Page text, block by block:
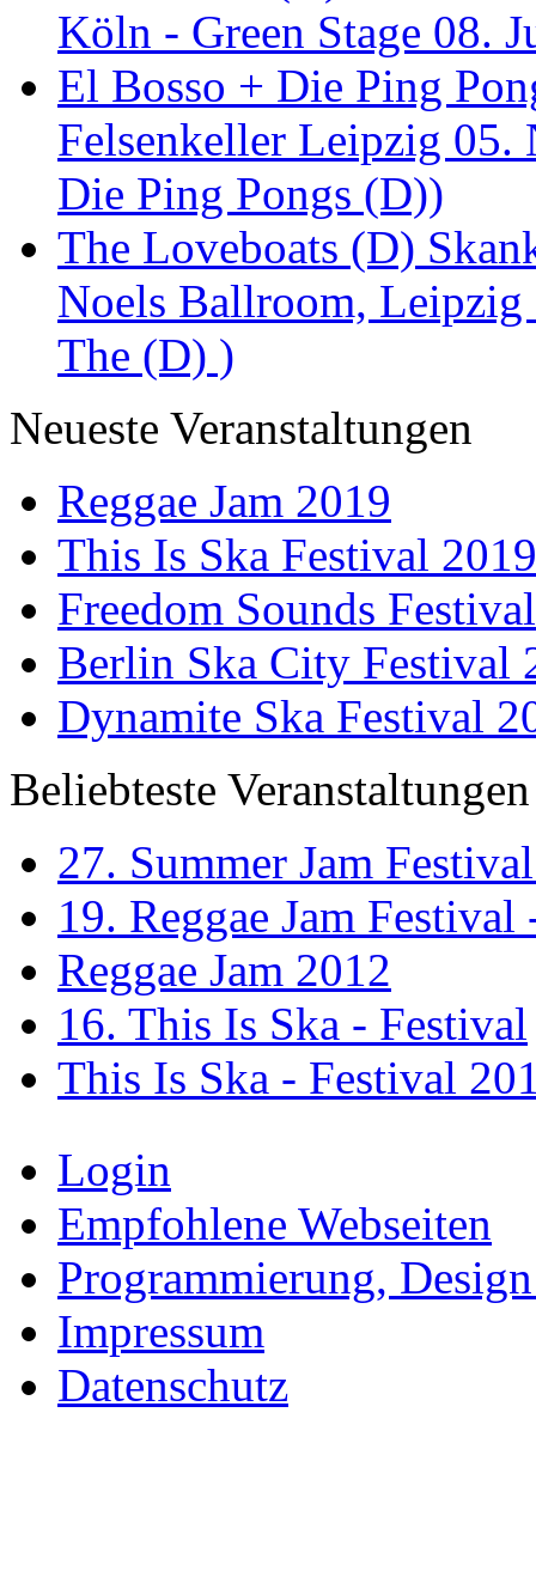
Köln - Green Stage 08.
El Bosso + Die Ping
Felsenkeller Leipzig
Die Ping Pongs (D))
The Loveboats (D)
Noels Ballroom, Leipzig
The (D) )
Neueste Veranstaltungen
Reggae Jam 2019
This Is Ska Festival 2019
Freedom Sounds
Berlin Ska City Festival
Dynamite Ska Festival
Beliebteste Veranstaltungen
27. Summer Jam
19. Reggae Jam
Reggae Jam 2012
16. This Is Ska - Festival
This Is Ska - Festival
Login
Empfohlene Webseiten
Programmierung,
Impressum
Datenschutz